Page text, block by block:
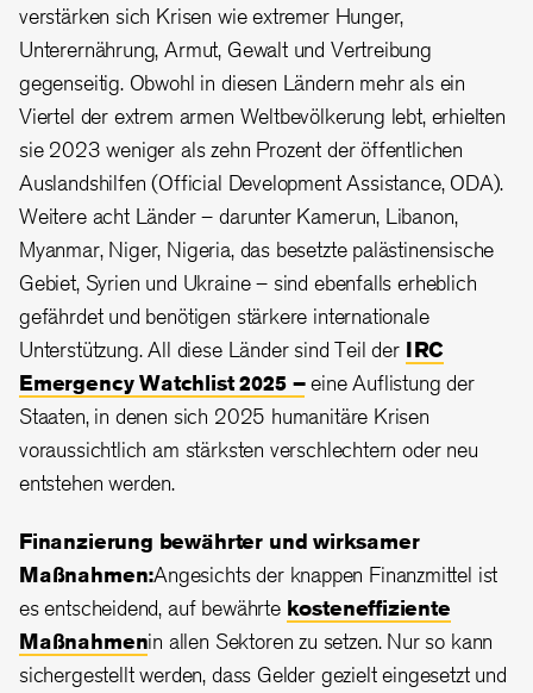
verstärken sich Krisen wie extremer Hunger,
Unterernährung, Armut, Gewalt und Vertreibung
gegenseitig. Obwohl in diesen Ländern mehr als ein
Viertel der extrem armen Weltbevölkerung lebt, erhielten
sie 2023 weniger als zehn Prozent der öffentlichen
Auslandshilfen (Official Development Assistance, ODA).
Weitere acht Länder – darunter Kamerun, Libanon,
Myanmar, Niger, Nigeria, das besetzte palästinensische
Gebiet, Syrien und Ukraine – sind ebenfalls erheblich
gefährdet und benötigen stärkere internationale
Unterstützung. All diese Länder sind Teil der IRC
Emergency Watchlist 2025 –eine Auflistung der
Staaten, in denen sich 2025 humanitäre Krisen
voraussichtlich am stärksten verschlechtern oder neu
entstehen werden.
Finanzierung bewährter und wirksamer
Maßnahmen:Angesichts der knappen Finanzmittel ist
es entscheidend, auf bewährte kosteneffiziente
Maßnahmenin allen Sektoren zu setzen. Nur so kann
sichergestellt werden, dass Gelder gezielt eingesetzt und